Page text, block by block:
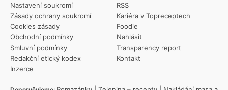
Nastavení soukromí
Zásady ochrany soukromí
Cookies zásady
Obchodní podmínky
Smluvní podmínky
Redakční etický kodex
Inzerce
RSS
Kariéra v Topreceptech
Foodie
Nahlásit
Transparency report
Kontakt